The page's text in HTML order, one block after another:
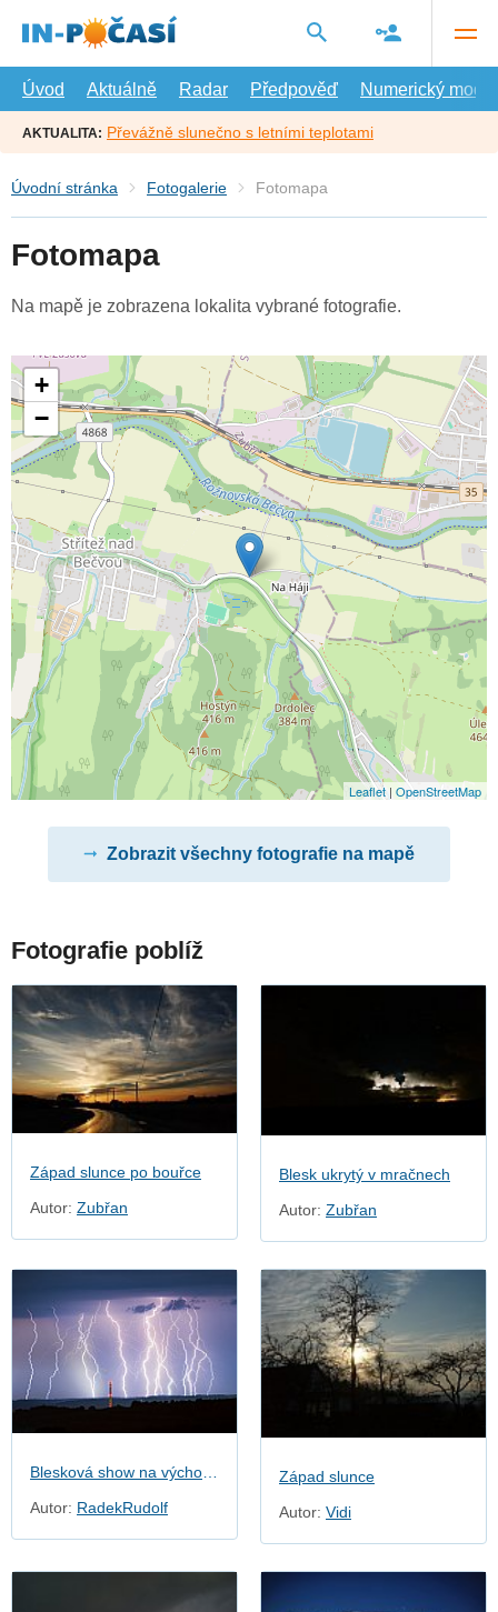
hlavní
Úvod
Aktuálně Radar Předpověď Numerický model
AKTUALITA: Převážně slunečno s letními teplotami
Úvodní stránka Fotogalerie Fotomapa
Fotomapa
Na mapě je zobrazena lokalita vybrané fotografie.
+
−
Leaflet | OpenStreetMap
Zobrazit všechny fotografie na mapě
Fotografie poblíž
Západ slunce po bouřce
Autor: Zubřan
Blesk ukrytý v mračnech
Autor: Zubřan
Autor: RadekRudolf
Západ slunce
Autor: Vidi